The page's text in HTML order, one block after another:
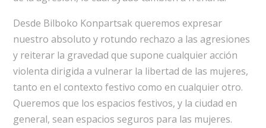
Desde Bilboko Konpartsak queremos expresar
nuestro absoluto y rotundo rechazo a las agresiones
y reiterar la gravedad que supone cualquier acción
violenta dirigida a vulnerar la libertad de las mujeres,
tanto en el contexto festivo como en cualquier otro.
Queremos que los espacios festivos, y la ciudad en
general, sean espacios seguros para las mujeres.